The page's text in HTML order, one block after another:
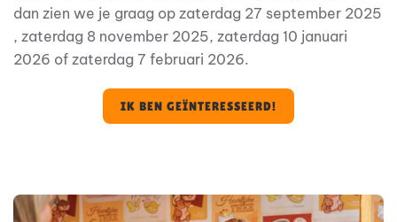
dan zien we je graag op zaterdag 27 september 2025
, zaterdag 8 november 2025, zaterdag 10 januari
2026 of zaterdag 7 februari 2026.
IK BEN GEÏNTERESSEERD!